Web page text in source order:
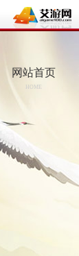
网站首页
HOME